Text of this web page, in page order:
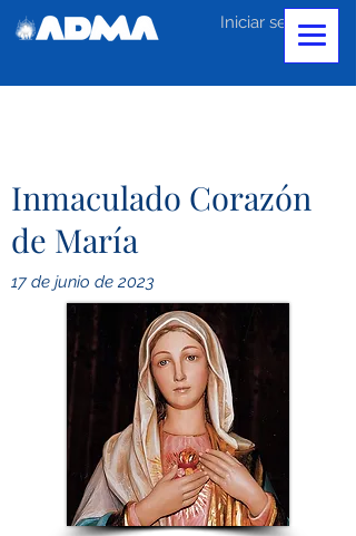
Iniciar sesión
Inmaculado Corazón
de María
17 de junio de 2023